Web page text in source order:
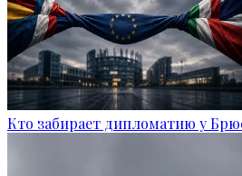
Кто забирает дипломатию у